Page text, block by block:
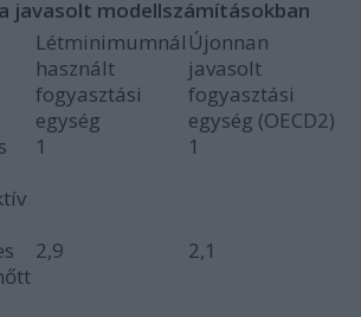
javasolt modellszámításokban
Létminimumnál
használt
fogyasztási
egység
Újonnan
javasolt
fogyasztási
egység (OECD2)
1 1
2,9 2,1